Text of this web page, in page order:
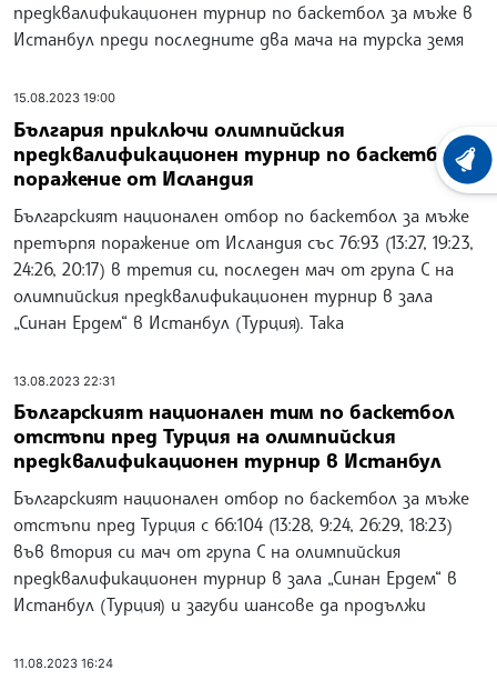
предквалификационен турнир по баскетбол за мъже в
Истанбул преди последните два мача на турска земя
15.08.2023 19:00
България приключи олимпийския
предквалификационен турнир по баскетбол с
поражение от Исландия
Българският национален отбор по баскетбол за мъже
претърпя поражение от Исландия със 76:93 (13:27, 19:23,
24:26, 20:17) в третия си, последен мач от група С на
олимпийския предквалификационен турнир в зала
„Синан Ердем“ в Истанбул (Турция). Така
13.08.2023 22:31
Българският национален тим по баскетбол
отстъпи пред Турция на олимпийския
предквалификационен турнир в Истанбул
Българският национален отбор по баскетбол за мъже
отстъпи пред Турция с 66:104 (13:28, 9:24, 26:29, 18:23)
във втория си мач от група С на олимпийския
предквалификационен турнир в зала „Синан Ердем“ в
Истанбул (Турция) и загуби шансове да продължи
11.08.2023 16:24